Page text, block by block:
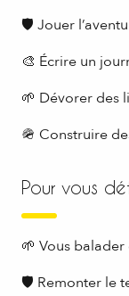
🛡 Jouer
🎨 Écrire un
🌱 Dévorer des
🪖 Construire
Pour vous
🌱 Vous
🛡 Remonter le